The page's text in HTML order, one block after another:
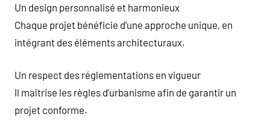
Un design personnalisé et harmonieux
Chaque projet bénéficie d’une approche unique, en
intégrant des éléments architecturaux.
Un respect des réglementations en vigueur
Il maîtrise les règles d’urbanisme afin de garantir un
projet conforme.